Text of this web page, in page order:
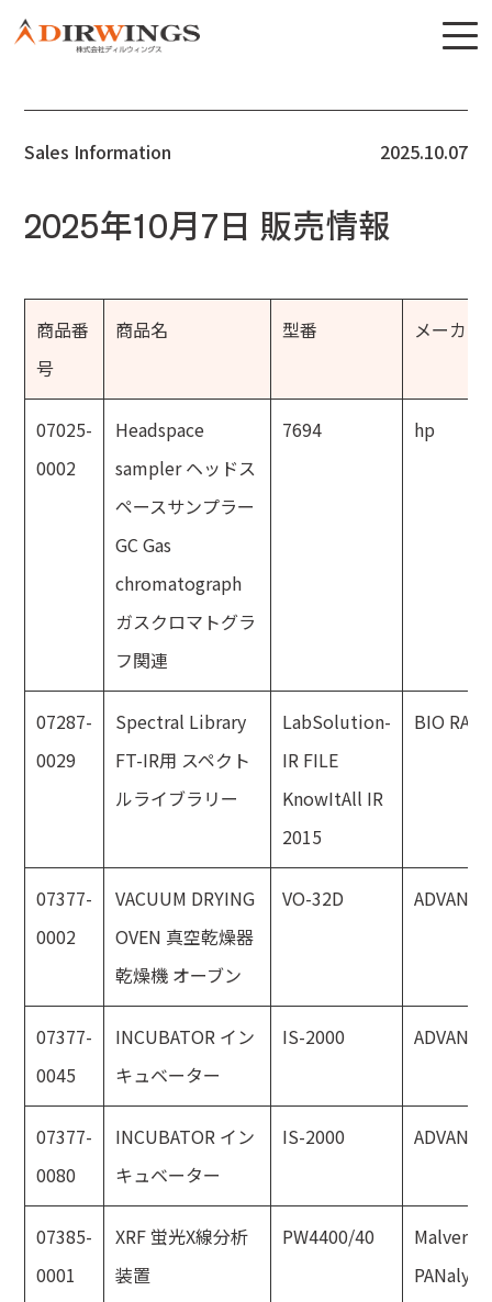
Sales Information 2025.10.07
2025年10月7日 販売情報
商品番
号
商品名 型番 メーカー
07025-
0002
Headspace
sampler ヘッドス
ペースサンプラー
GC Gas
chromatograph
ガスクロマトグラ
フ関連
7694 hp
07287-
0029
Spectral Library
FT-IR用 スペクト
ルライブラリー
LabSolution-
IR FILE
KnowItAll IR
2015
BIO RAD
07377-
0002
VACUUM DRYING
OVEN 真空乾燥器
乾燥機 オーブン
VO-32D
07377-
0045
INCUBATOR イン
キュベーター
IS-2000
07377-
0080
INCUBATOR イン
キュベーター
IS-2000
07385-
0001
XRF 蛍光X線分析
装置
PW4400/40
Malvern